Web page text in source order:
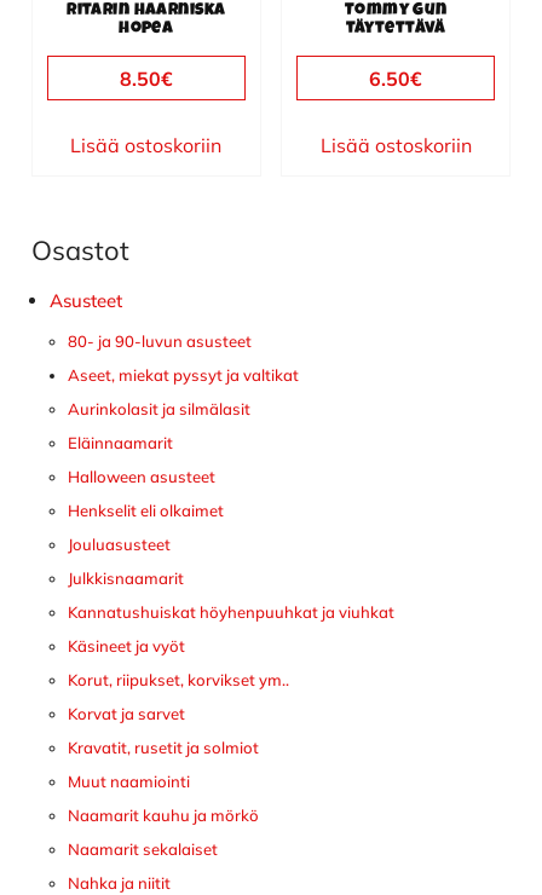
Ritarin haarniska
hopea
8.50€
Lisää ostoskoriin
Tommy Gun
täytettävä
6.50€
Lisää ostoskoriin
Ensisijainen
sivupalkki
Osastot
Asusteet
80- ja 90-luvun asusteet
Aseet, miekat pyssyt ja valtikat
Aurinkolasit ja silmälasit
Eläinnaamarit
Halloween asusteet
Henkselit eli olkaimet
Jouluasusteet
Julkkisnaamarit
Kannatushuiskat höyhenpuuhkat ja viuhkat
Käsineet ja vyöt
Korut, riipukset, korvikset ym..
Korvat ja sarvet
Kravatit, rusetit ja solmiot
Muut naamiointi
Naamarit kauhu ja mörkö
Naamarit sekalaiset
Nahka ja niitit